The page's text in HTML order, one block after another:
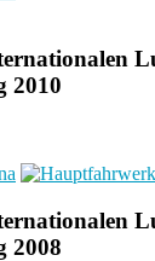
2010
2008